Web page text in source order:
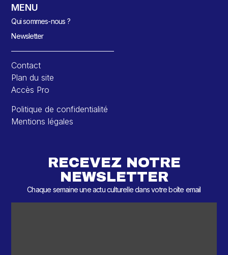
MENU
Qui sommes-nous ?
Newsletter
Contact
Plan du site
Accès Pro
Politique de confidentialité
Mentions légales
RECEVEZ NOTRE
NEWSLETTER
Chaque semaine une actu culturelle dans votre boîte email